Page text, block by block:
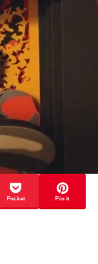
Pocket Pin it